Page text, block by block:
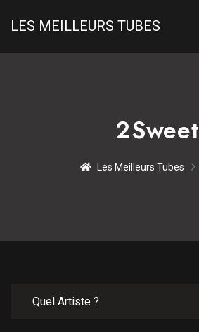
LES MEILLEURS TUBES
2Sweet
Les Meilleurs Tubes